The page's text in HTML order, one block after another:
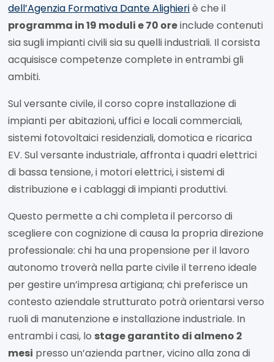
dell’Agenzia Formativa Dante Alighieriè che il
programma in 19 moduli e 70 oreinclude contenuti
sia sugli impianti civili sia su quelli industriali. Il corsista
acquisisce competenze complete in entrambi gli
ambiti.
Sul versante civile, il corso copre installazione di
impianti per abitazioni, uffici e locali commerciali,
sistemi fotovoltaici residenziali, domotica e ricarica
EV. Sul versante industriale, affronta i quadri elettrici
di bassa tensione, i motori elettrici, i sistemi di
distribuzione e i cablaggi di impianti produttivi.
Questo permette a chi completa il percorso di
scegliere con cognizione di causa la propria direzione
professionale: chi ha una propensione per il lavoro
autonomo troverà nella parte civile il terreno ideale
per gestire un’impresa artigiana; chi preferisce un
contesto aziendale strutturato potrà orientarsi verso
ruoli di manutenzione e installazione industriale. In
entrambi i casi, lo stage garantito di almeno 2
mesi presso un’azienda partner, vicino alla zona di